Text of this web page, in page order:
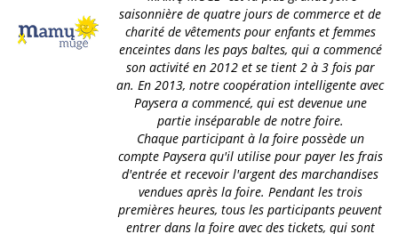
saisonnière de quatre jours de commerce et de
charité de vêtements pour enfants et femmes
enceintes dans les pays baltes, qui a commencé
son activité en 2012 et se tient 2 à 3 fois par
an. En 2013, notre coopération intelligente avec
Paysera a commencé, qui est devenue une
partie inséparable de notre foire.
Chaque participant à la foire possède un
compte Paysera qu'il utilise pour payer les frais
d'entrée et recevoir l'argent des marchandises
vendues après la foire. Pendant les trois
premières heures, tous les participants peuvent
entrer dans la foire avec des tickets, qui sont